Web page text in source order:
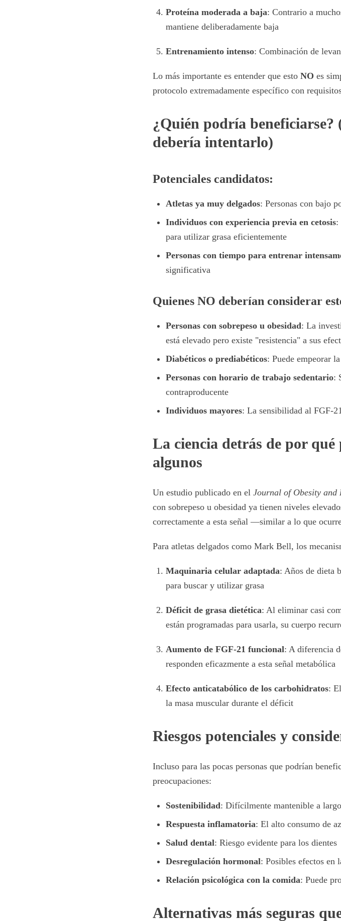
Proteína moderada a baja: Contrario a
mantiene deliberadamente baja
Entrenamiento intenso: Combinación de
Lo más importante es entender que esto NO es
protocolo extremadamente específico con
¿Quién podría
debería intentarlo)
Potenciales candidatos:
Atletas ya muy delgados: Personas con bajo
Individuos con experiencia previa en cetosis:
para utilizar grasa eficientemente
Personas con tiempo para entrenar
significativa
Quienes NO deberían considerar
Personas con sobrepeso u obesidad: La
está elevado pero existe "resistencia" a sus
Diabéticos o prediabéticos: Puede empeorar
Personas con horario de trabajo sedentario:
contraproducente
Individuos mayores: La sensibilidad al FGF-
La ciencia detrás de por
algunos
Un estudio publicado en el Journal of Obesity and
con sobrepeso u obesidad ya tienen niveles
correctamente a esta señal —similar a lo que
Para atletas delgados como Mark Bell, los
Maquinaria celular adaptada: Años de dieta
para buscar y utilizar grasa
Déficit de grasa dietética: Al eliminar casi
están programadas para usarla, su cuerpo
Aumento de FGF-21 funcional: A diferencia
responden eficazmente a esta señal metabólica
Efecto anticatabólico de los carbohidratos:
la masa muscular durante el déficit
Riesgos potenciales y
Incluso para las pocas personas que podrían
preocupaciones:
Sostenibilidad: Difícilmente mantenible a
Respuesta inflamatoria: El alto consumo de
Salud dental: Riesgo evidente para los dientes
Desregulación hormonal: Posibles efectos en
Relación psicológica con la comida: Puede
Alternativas más seguras